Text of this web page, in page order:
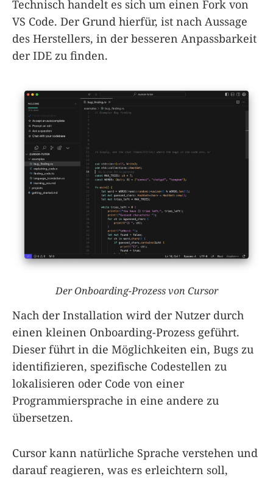
Technisch handelt es sich um einen Fork von
VS Code. Der Grund hierfür, ist nach Aussage
des Herstellers, in der besseren Anpassbarkeit
der IDE zu finden.
Der Onboarding-Prozess von Cursor
Nach der Installation wird der Nutzer durch
einen kleinen Onboarding-Prozess geführt.
Dieser führt in die Möglichkeiten ein, Bugs zu
identifizieren, spezifische Codestellen zu
lokalisieren oder Code von einer
Programmiersprache in eine andere zu
übersetzen.
Cursor kann natürliche Sprache verstehen und
darauf reagieren, was es erleichtern soll,